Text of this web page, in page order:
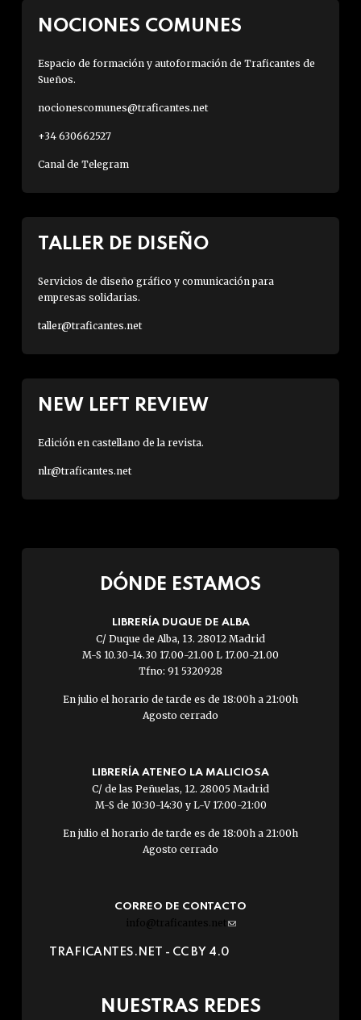
NOCIONES COMUNES
Espacio de formación y autoformación de Traficantes de
Sueños.
nocionescomunes@traficantes.net
+34 630662527
Canal de Telegram
TALLER DE DISEÑO
Servicios de diseño gráfico y comunicación para
empresas solidarias.
taller@traficantes.net
NEW LEFT REVIEW
Edición en castellano de la revista.
nlr@traficantes.net
DÓNDE ESTAMOS
LIBRERÍA DUQUE DE ALBA
C/ Duque de Alba, 13. 28012 Madrid
M-S 10.30-14.30 17.00-21.00 L 17.00-21.00
Tfno: 91 5320928
En julio el horario de tarde es de 18:00h a 21:00h
Agosto cerrado
LIBRERÍA ATENEO LA MALICIOSA
C/ de las Peñuelas, 12. 28005 Madrid
M-S de 10:30-14:30 y L-V 17:00-21:00
En julio el horario de tarde es de 18:00h a 21:00h
Agosto cerrado
CORREO DE CONTACTO
info@traficantes.net (link
e-
TRAFICANTES.NET - CC BY 4.0
NUESTRAS REDES